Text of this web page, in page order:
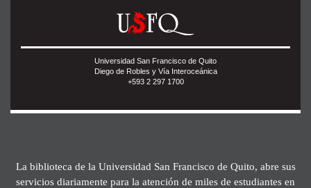
Universidad San Francisco de Quito
Diego de Robles y Vía Interoceánica
+593 2 297 1700
La biblioteca de la Universidad San Francisco de Quito, abre sus
servicios diariamente para la atención de miles de estudiantes en